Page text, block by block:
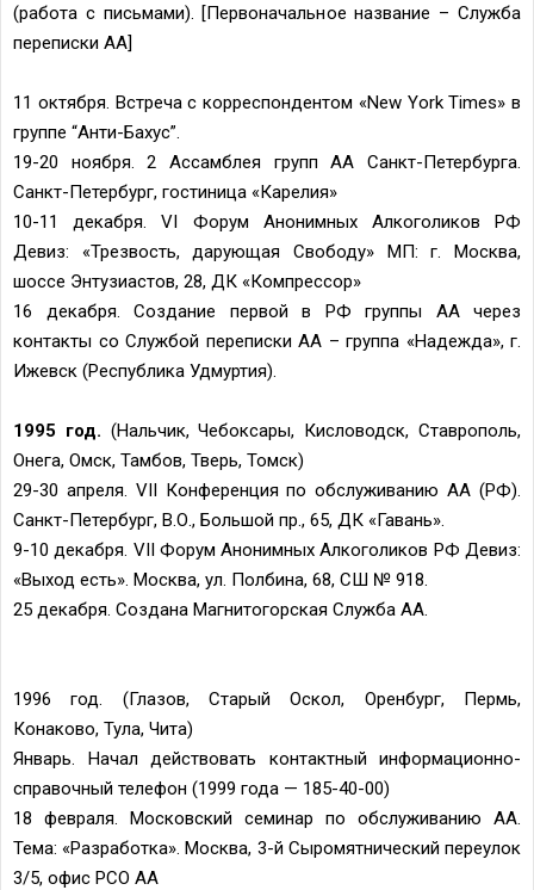
(работа с письмами). [Первоначальное название – Служба
переписки АА]
11 октября. Встреча с корреспондентом «New York Times» в
группе “Анти-Бахус”.
19-20 ноября. 2 Ассамблея групп АА Санкт-Петербурга.
Санкт-Петербург, гостиница «Карелия»
10-11 декабря. VI Форум Анонимных Алкоголиков РФ
Девиз: «Трезвость, дарующая Свободу» МП: г. Москва,
шоссе Энтузиастов, 28, ДК «Компрессор»
16 декабря. Создание первой в РФ группы АА через
контакты со Службой переписки АА – группа «Надежда», г.
Ижевск (Республика Удмуртия).
1995 год. (Нальчик, Чебоксары, Кисловодск, Ставрополь,
Онега, Омск, Тамбов, Тверь, Томск)
29-30 апреля. VII Конференция по обслуживанию АА (РФ).
Санкт-Петербург, В.О., Большой пр., 65, ДК «Гавань».
9-10 декабря. VII Форум Анонимных Алкоголиков РФ Девиз:
«Выход есть». Москва, ул. Полбина, 68, СШ № 918.
25 декабря. Создана Магнитогорская Служба АА.
1996 год. (Глазов, Старый Оскол, Оренбург, Пермь,
Конаково, Тула, Чита)
Январь. Начал действовать контактный информационно-
справочный телефон (1999 года — 185-40-00)
18 февраля. Московский семинар по обслуживанию АА.
Тема: «Разработка». Москва, 3-й Сыромятнический переулок
3/5, офис РСО АА